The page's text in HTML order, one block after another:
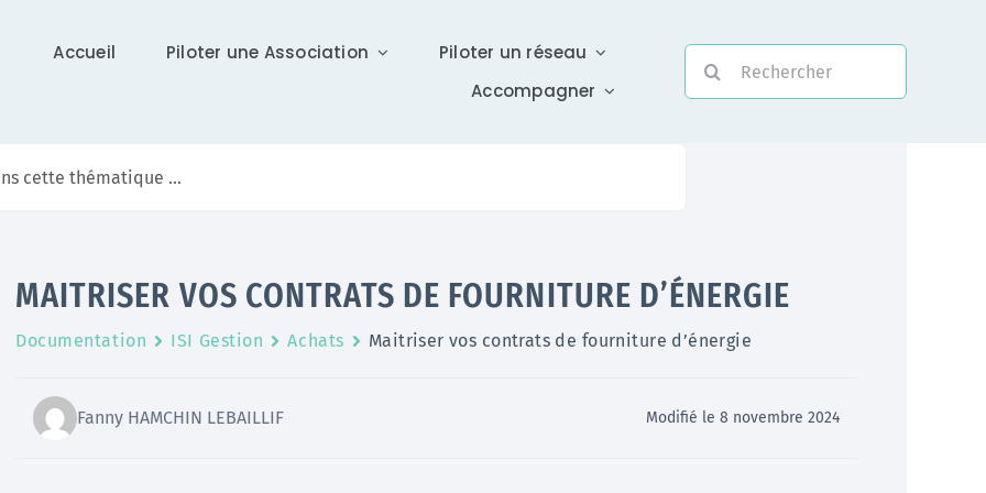
Accueil Piloter une Association
Piloter un réseau
Accompagner
actualités, newsletter (ISI News), …
place pour répondre à vos questions urgentes
MAITRISER VOS CONTRATS DE FOURNITURE D’ÉNERGIE
Documentation ISI Gestion Achats Maitriser vos contrats de fourniture d’énergie
Fanny HAMCHIN LEBAILLIF Modifié le 8 novembre 2024